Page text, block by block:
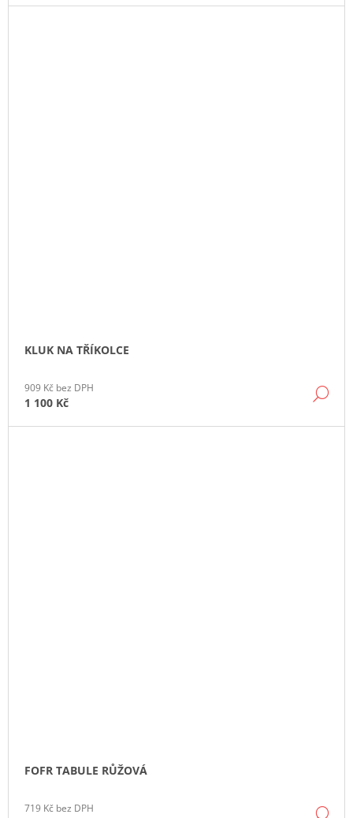
KLUK NA TŘÍKOLCE
909 Kč bez DPH
1 100 Kč
FOFR TABULE RŮŽOVÁ
719 Kč bez DPH